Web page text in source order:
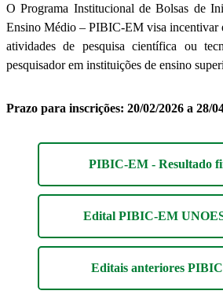
O Programa Institucional de Bolsas de
Ensino Médio – PIBIC-EM visa incentivar
atividades de pesquisa científica ou
pesquisador em instituições de ensino
Prazo para inscrições: 20/02/2026 a 28/
PIBIC-EM - Resultado
Edital PIBIC-EM
Editais anteriores